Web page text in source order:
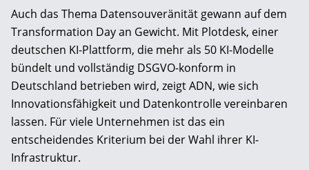
Auch das Thema Datensouveränität gewann auf dem
Transformation Day an Gewicht. Mit Plotdesk, einer
deutschen KI-Plattform, die mehr als 50 KI-Modelle
bündelt und vollständig DSGVO-konform in
Deutschland betrieben wird, zeigt ADN, wie sich
Innovationsfähigkeit und Datenkontrolle vereinbaren
lassen. Für viele Unternehmen ist das ein
entscheidendes Kriterium bei der Wahl ihrer KI-
Infrastruktur.